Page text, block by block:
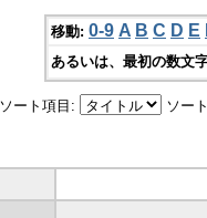
移動: 0-9 A B C D E
あるいは、最初の数文
ソート項目: ソー